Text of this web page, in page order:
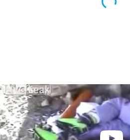
utilizar
crear un